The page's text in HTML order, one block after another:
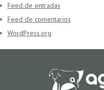
Feed de entradas
Feed de comentarios
WordPress.org